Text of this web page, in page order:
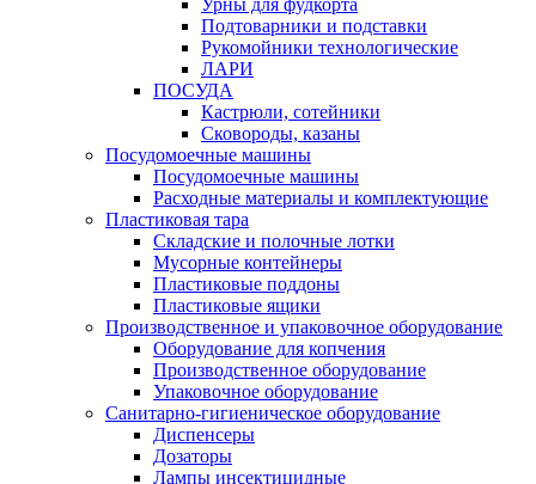
Урны для фудкорта
Подтоварники и подставки
Рукомойники технологические
ЛАРИ
ПОСУДА
Кастрюли, сотейники
Сковороды, казаны
Посудомоечные машины
Посудомоечные машины
Расходные материалы и комплектующие
Пластиковая тара
Складские и полочные лотки
Мусорные контейнеры
Пластиковые поддоны
Пластиковые ящики
Производственное и упаковочное оборудование
Оборудование для копчения
Производственное оборудование
Упаковочное оборудование
Санитарно-гигиеническое оборудование
Диспенсеры
Дозаторы
Лампы инсектицидные